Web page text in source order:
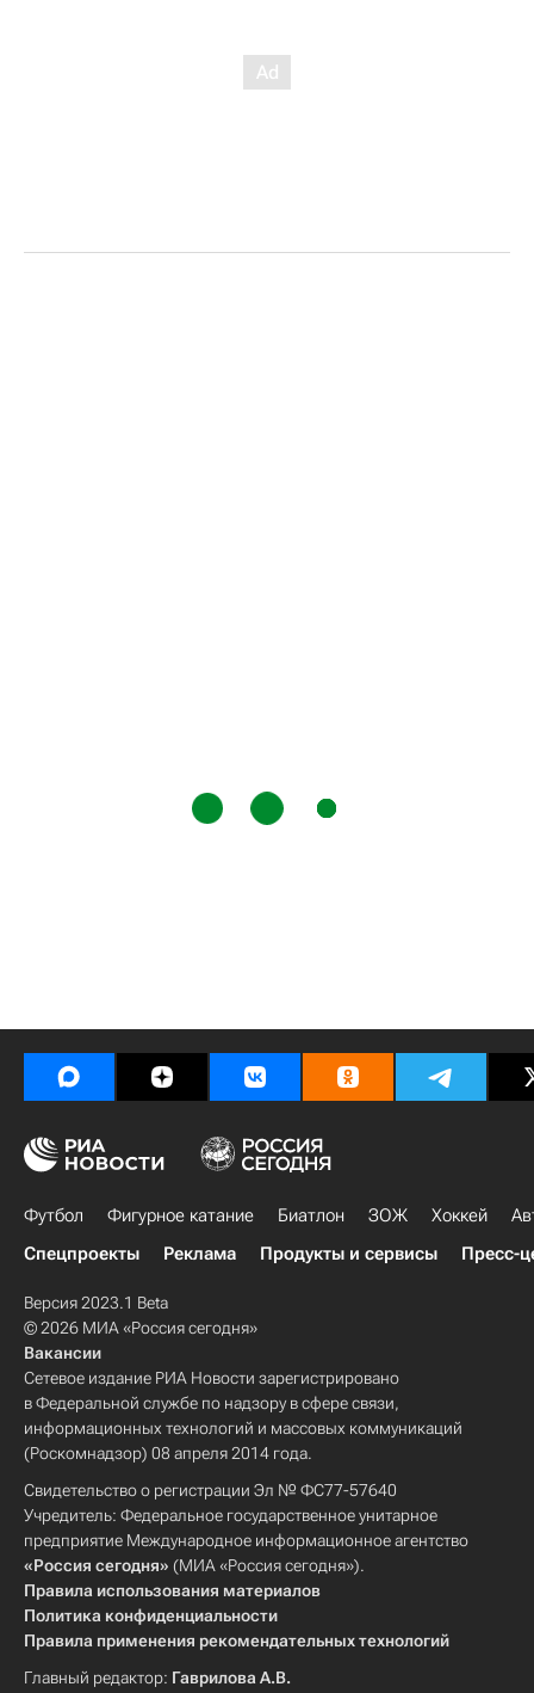
Футбол Фигурное катание Биатлон ЗОЖ Хоккей
Спецпроекты
Реклама Продукты и сервисы Пресс-
Версия 2023.1 Beta
© 2026 МИА «Россия сегодня»
Вакансии
Сетевое издание РИА Новости зарегистрировано
в Федеральной службе по надзору в сфере связи,
информационных технологий и массовых коммуникаций
(Роскомнадзор) 08 апреля 2014 года.
Свидетельство о регистрации Эл № ФС77-57640
Учредитель: Федеральное государственное унитарное
предприятие Международное информационное агентство
«Россия сегодня» (МИА «Россия сегодня»).
Правила использования материалов
Политика конфиденциальности
Правила применения рекомендательных технологий
Главный редактор: Гаврилова А.В.